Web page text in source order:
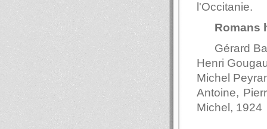
l'Occitanie.
Romans
Gérard
Henri
Michel
Antoine,
Michel, 1924